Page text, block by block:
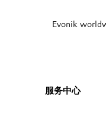
Evonik
服务中心